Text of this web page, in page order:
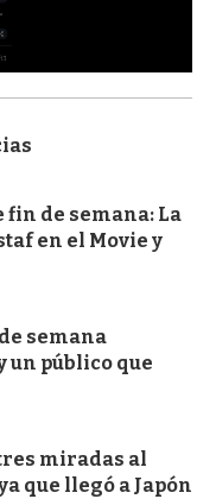
fin de semana: La
en el Movie y
semana
un público que
miradas al
que llegó a Japón